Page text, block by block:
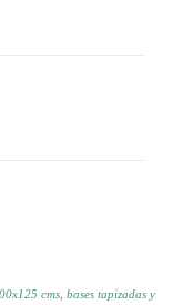
cms, bases tapizadas y